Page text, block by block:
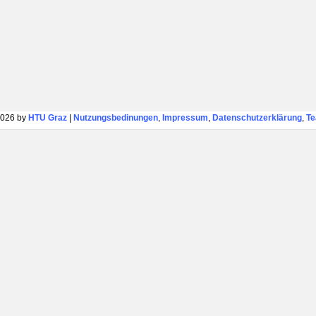
by HTU Graz| Nutzungsbedinungen, Impressum, Datenschutzerklärung,